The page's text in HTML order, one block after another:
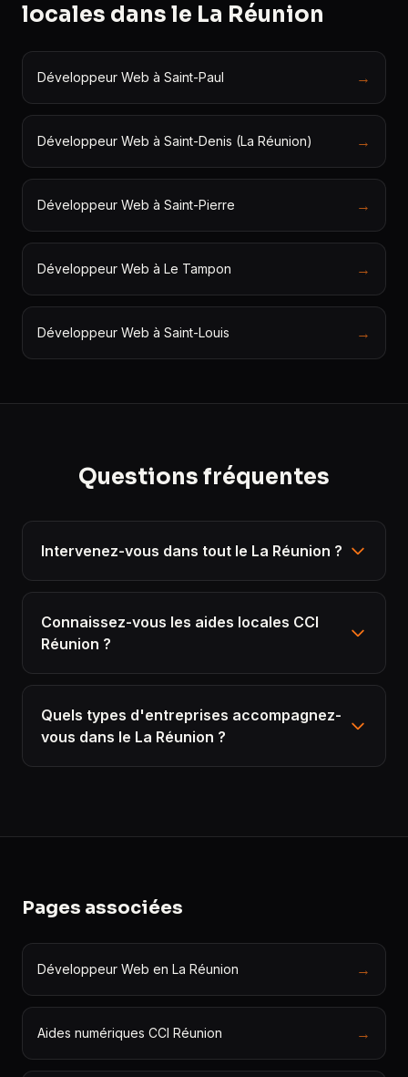
locales dans le La Réunion
Développeur Web à Saint-Paul →
Développeur Web à Saint-Denis (La Réunion) →
Développeur Web à Saint-Pierre →
Développeur Web à Le Tampon →
Développeur Web à Saint-Louis →
Questions fréquentes
Intervenez-vous dans tout le La Réunion ?
Connaissez-vous les aides locales CCI
Réunion ?
Quels types d'entreprises accompagnez-
vous dans le La Réunion ?
Pages associées
Développeur Web en La Réunion →
Aides numériques CCI Réunion →